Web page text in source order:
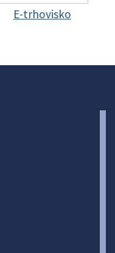
E-trhovisko